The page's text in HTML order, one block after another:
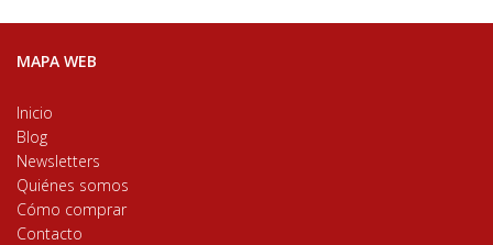
MAPA WEB
Inicio
Blog
Newsletters
Quiénes somos
Cómo comprar
Contacto